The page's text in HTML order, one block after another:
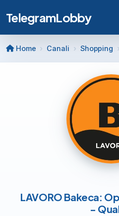
TelegramLobby
Home Canali Shopping
LAVORO Bakeca:
-